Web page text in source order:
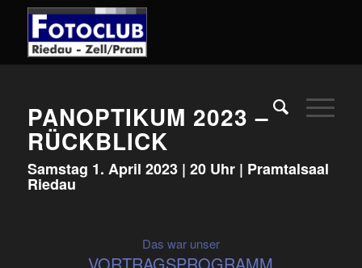
PANOPTIKUM 2023 –
RÜCKBLICK
Samstag 1. April 2023 | 20 Uhr | Pramtalsaal
Riedau
Das war unser
VORTRAGSPROGRAMM